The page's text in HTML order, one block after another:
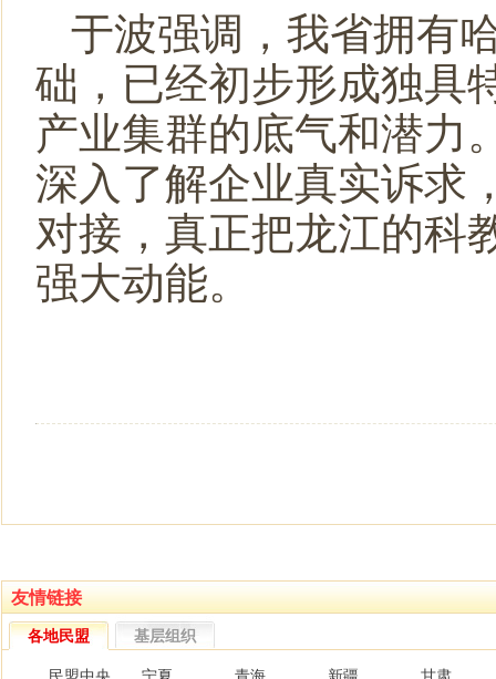
于波强调，我省拥有
础，已经初步形成独具
产业集群的底气和潜力
深入了解企业真实诉求
对接，真正把龙江的科
强大动能。
友情链接
各地民盟 基层组织